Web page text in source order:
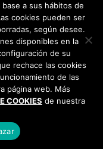
a sus hábitos de
cookies pueden ser
según desee.
disponibles en la
de su
rechace las cookies
de las
página web. Más
COOKIES de nuestra